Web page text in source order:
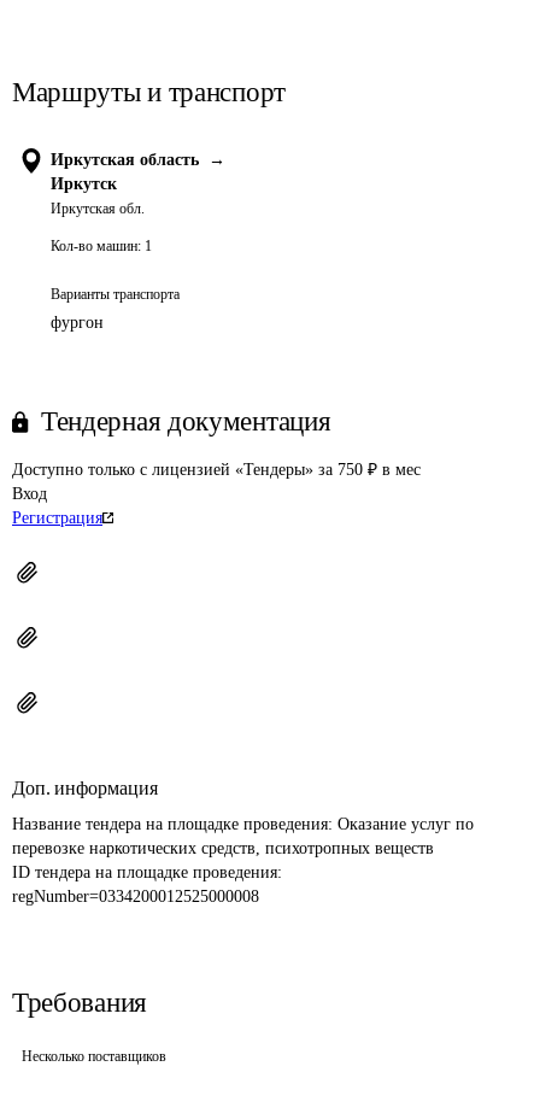
Маршруты и транспорт
Иркутская область
→
Иркутск
Иркутская обл.
Кол-во машин: 1
Варианты транспорта
фургон
Тендерная документация
Доступно только с лицензией «Тендеры» за 750 ₽ в мес
Вход
Регистрация
Доп. информация
Название тендера на площадке проведения: Оказание услуг по
перевозке наркотических средств, психотропных веществ
ID тендера на площадке проведения:
regNumber=0334200012525000008
Требования
Несколько поставщиков